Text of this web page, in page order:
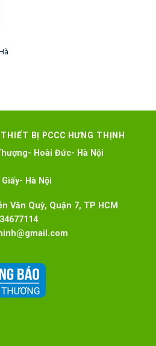
BỊ PCCC HƯNG THỊNH
Hoài Đức- Hà Nội
Hà Nội
Văn Quỳ, Quận 7, TP HCM